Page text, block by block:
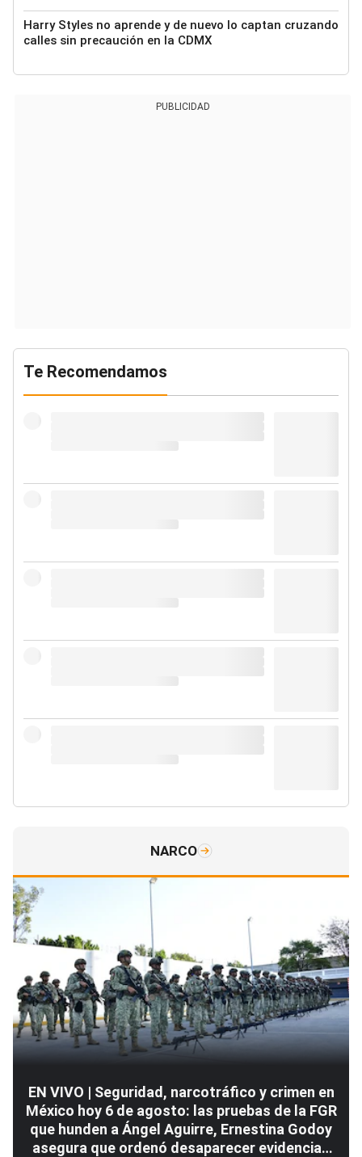
Harry Styles no aprende y de nuevo lo captan cruzando
calles sin precaución en la CDMX
PUBLICIDAD
Te Recomendamos
NARCO
EN VIVO | Seguridad, narcotráfico y crimen en
México hoy 6 de agosto: las pruebas de la FGR
que hunden a Ángel Aguirre, Ernestina Godoy
asegura que ordenó desaparecer evidencias